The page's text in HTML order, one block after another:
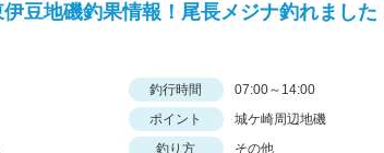
伊豆地磯釣果情報！尾長メジナ釣れました
釣行時間
07:00～14:00
ポイント
城ケ崎周辺地磯
釣り方 その他